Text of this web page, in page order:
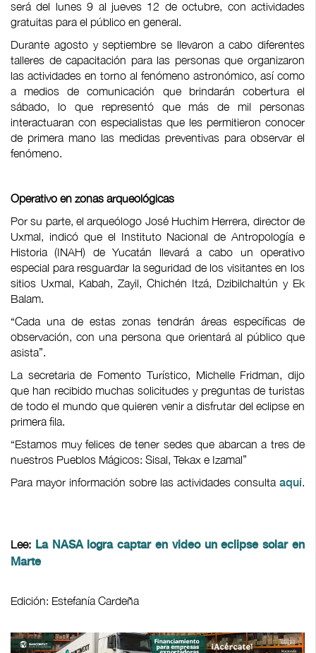
será del lunes 9 al jueves 12 de octubre, con actividades
gratuitas para el público en general.
Durante agosto y septiembre se llevaron a cabo diferentes
talleres de capacitación para las personas que organizaron
las actividades en torno al fenómeno astronómico, así como
a medios de comunicación que brindarán cobertura el
sábado, lo que representó que más de mil personas
interactuaran con especialistas que les permitieron conocer
de primera mano las medidas preventivas para observar el
fenómeno.
Operativo en zonas arqueológicas
Por su parte, el arqueólogo José Huchim Herrera, director de
Uxmal, indicó que el Instituto Nacional de Antropología e
Historia (INAH) de Yucatán llevará a cabo un operativo
especial para resguardar la seguridad de los visitantes en los
sitios Uxmal, Kabah, Zayil, Chichén Itzá, Dzibilchaltún y Ek
Balam.
“Cada una de estas zonas tendrán áreas específicas de
observación, con una persona que orientará al público que
asista”.
La secretaria de Fomento Turístico, Michelle Fridman, dijo
que han recibido muchas solicitudes y preguntas de turistas
de todo el mundo que quieren venir a disfrutar del eclipse en
primera fila.
“Estamos muy felices de tener sedes que abarcan a tres de
nuestros Pueblos Mágicos: Sisal, Tekax e Izamal”
Para mayor información sobre las actividades consulta aquí.
Lee: La NASA logra captar en video un eclipse solar en
Marte
Edición: Estefanía Cardeña